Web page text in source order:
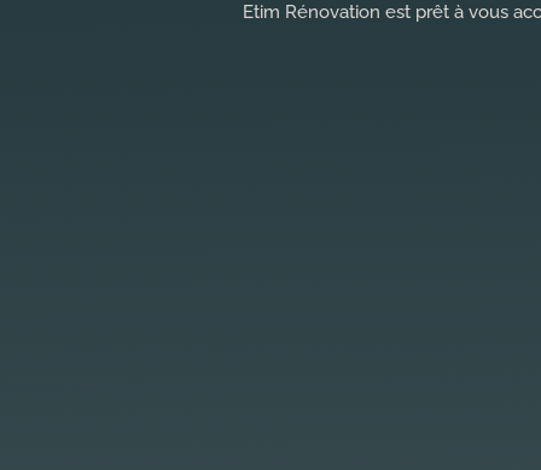
Etim Rénovation est prêt à vous